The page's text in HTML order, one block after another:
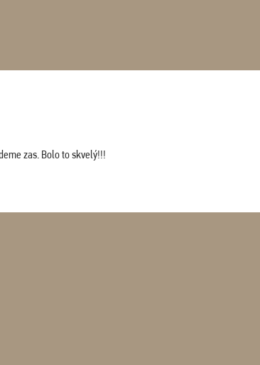
zas. Bolo to skvelý!!!